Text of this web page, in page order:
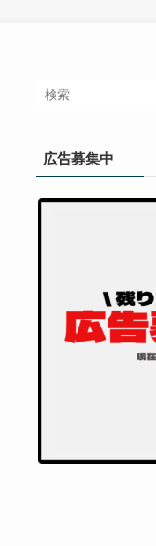
広告募集中